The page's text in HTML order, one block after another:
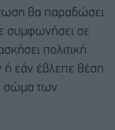
θα παραδώσει
συμφωνήσει σε
πολιτική
ή εάν έβλεπε θέση
σώμα των